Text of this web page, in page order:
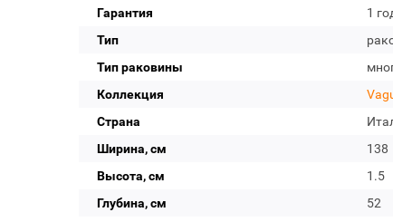
Гарантия
1
Тип
Тип раковины
Коллекция
Страна
Ширина, см
138
Высота, см
1.5
Глубина, см
52